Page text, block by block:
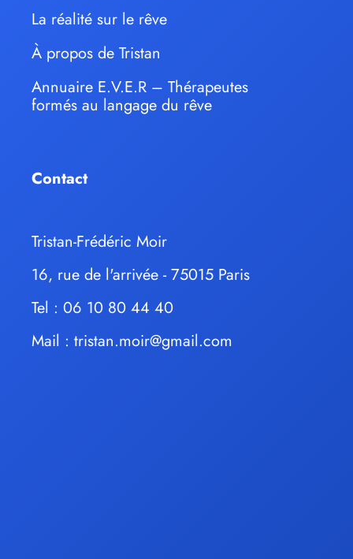
La réalité sur le rêve
À propos de Tristan
Annuaire E.V.E.R – Thérapeutes
formés au langage du rêve
Contact
Tristan-Frédéric Moir
16, rue de l'arrivée - 75015 Paris
Tel : 06 10 80 44 40
Mail : tristan.moir@gmail.com